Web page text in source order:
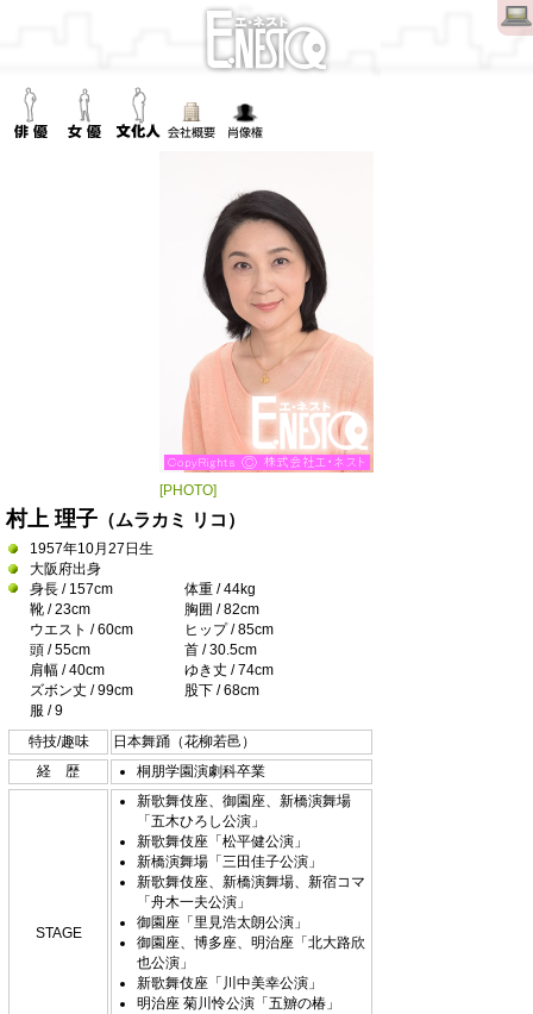
[PHOTO]
村上 理子 （ムラカミ リコ）
1957年10月27日生
大阪府出身
身長 / 157cm
体重 / 44kg
靴 / 23cm
胸囲 / 82cm
ウエスト / 60cm
ヒップ / 85cm
頭 / 55cm
首 / 30.5cm
肩幅 / 40cm
ゆき丈 / 74cm
ズボン丈 / 99cm
股下 / 68cm
服 / 9
特技/趣味
日本舞踊（花柳若邑）
経 歴
桐朋学園演劇科卒業
STAGE
新歌舞伎座、御園座、新橋演舞場
「五木ひろし公演」
新歌舞伎座「松平健公演」
新橋演舞場「三田佳子公演」
新歌舞伎座、新橋演舞場、新宿コマ
「舟木一夫公演」
御園座「里見浩太朗公演」
御園座、博多座、明治座「北大路欣
也公演」
新歌舞伎座「川中美幸公演」
明治座 菊川怜公演「五辧の椿」